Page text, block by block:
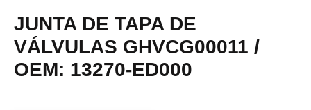
JUNTA DE TAPA DE
VÁLVULAS GHVCG00011 /
OEM: 13270-ED000